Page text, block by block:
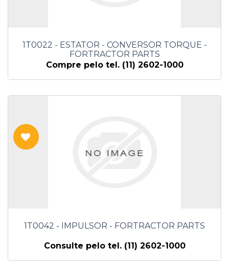
1T0022 - ESTATOR - CONVERSOR TORQUE -
FORTRACTOR PARTS
Compre pelo tel. (11) 2602-1000
1T0042 - IMPULSOR - FORTRACTOR PARTS
Consulte pelo tel. (11) 2602-1000